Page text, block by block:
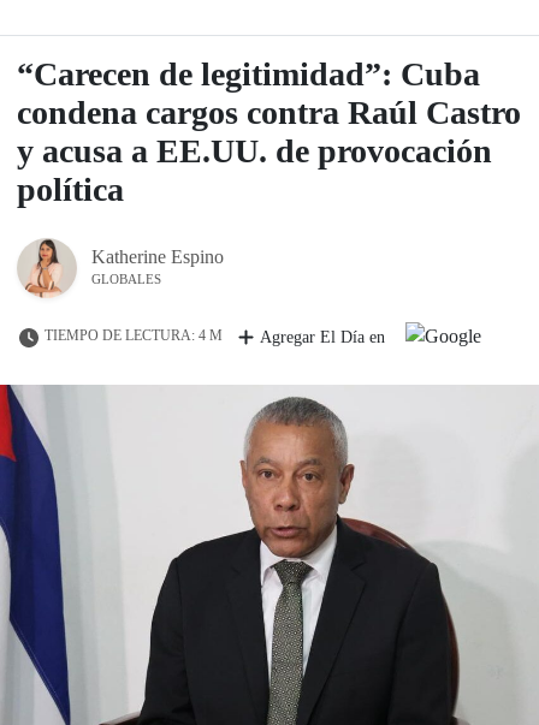
“Carecen de legitimidad”: Cuba
condena cargos contra Raúl Castro
y acusa a EE.UU. de provocación
política
Katherine Espino
GLOBALES
TIEMPO DE LECTURA: 4 M Agregar El Día en